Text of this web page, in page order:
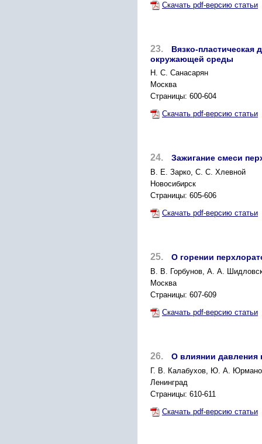
Скачать pdf-версию статьи
23.
Вязко-
окружающей среды
Н. С. Санасарян
Москва
Страницы: 600-604
Скачать pdf-версию статьи
24. Зажигание смеси
В. Е. Зарко, С. С. Хлевной
Новосибирск
Страницы: 605-606
Скачать pdf-версию статьи
25. О горении
В. В. Горбунов, А. А.
Москва
Страницы: 607-609
Скачать pdf-версию статьи
26. О влиянии давления
Г. В. Калабухов, Ю. А.
Ленинград
Страницы: 610-611
Скачать pdf-версию статьи